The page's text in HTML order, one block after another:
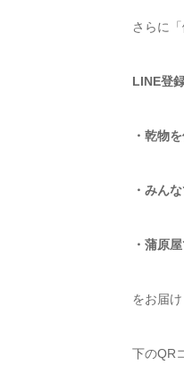
さらに
LINE登
・乾物
・みん
・蒲原
をお届け
下のQR